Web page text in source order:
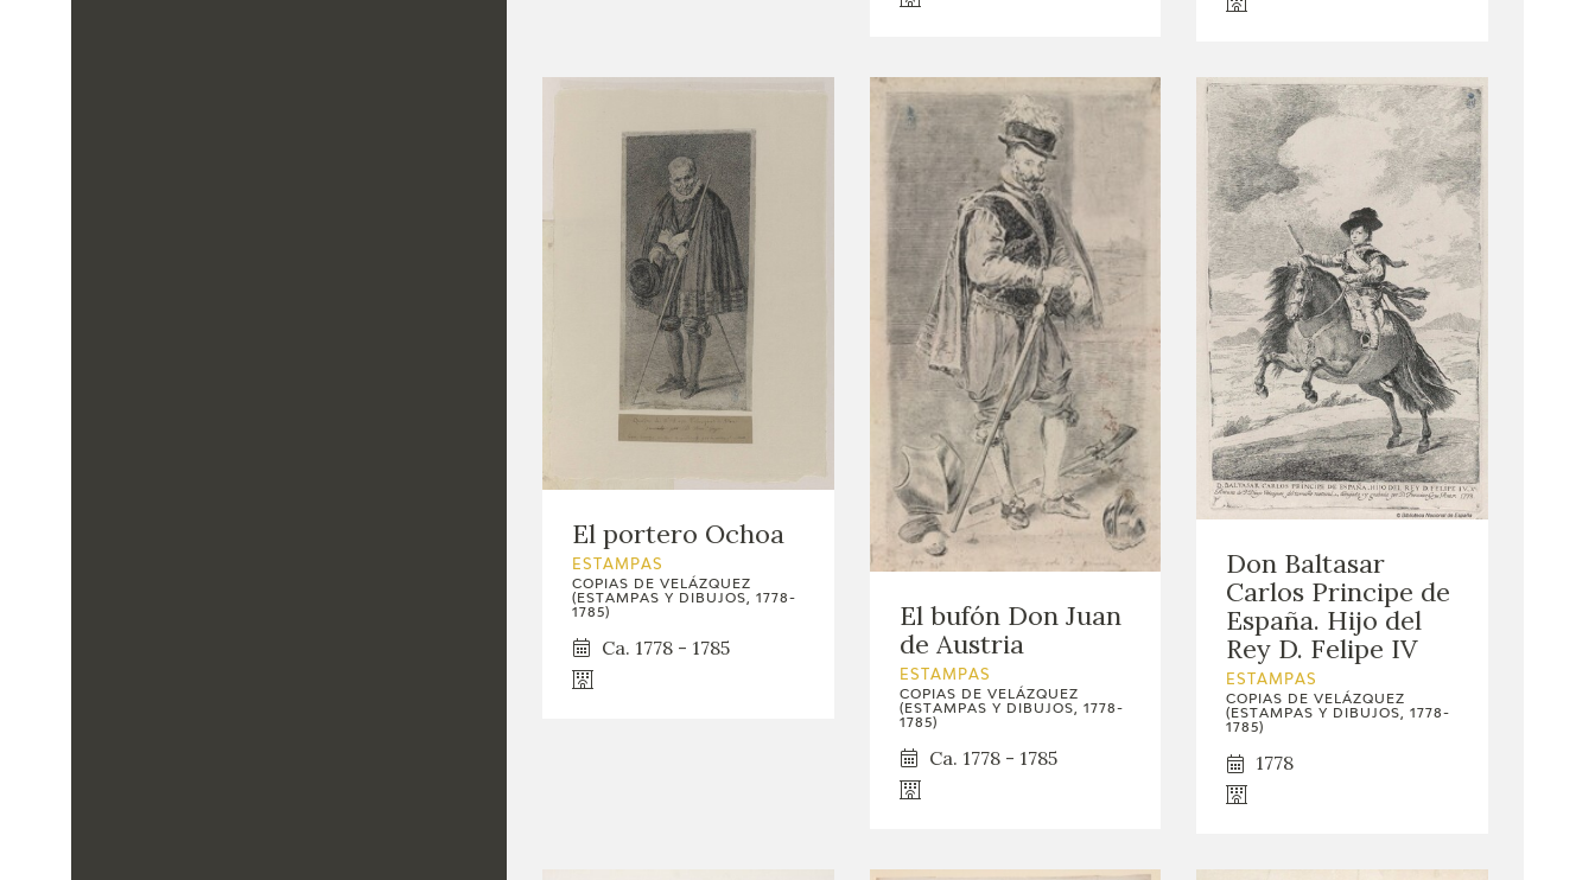
El portero Ochoa
ESTAMPAS
COPIAS DE VELÁZQUEZ
(ESTAMPAS Y DIBUJOS, 1778-
1785)
Ca. 1778 - 1785
El bufón Don Juan
de Austria
ESTAMPAS
COPIAS DE VELÁZQUEZ
(ESTAMPAS Y DIBUJOS, 1778-
1785)
Ca. 1778 - 1785
Don Baltasar
Carlos Principe de
España. Hijo del
Rey D. Felipe IV
ESTAMPAS
COPIAS DE VELÁZQUEZ
(ESTAMPAS Y DIBUJOS, 1778-
1785)
1778